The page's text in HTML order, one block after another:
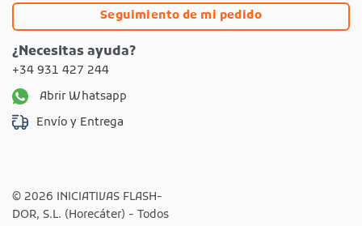
Seguimiento de mi pedido
¿Necesitas ayuda?
+34 931 427 244
Abrir Whatsapp
Envío y Entrega
© 2026 INICIATIVAS FLASH-
DOR, S.L. (Horecáter) - Todos